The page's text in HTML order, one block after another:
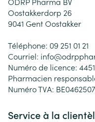
Oostakkerdorp 26
9041 Gent Oostakker
Téléphone: 09 251 01 21
Courriel: info@
Numéro de licence:
Pharmacien
Numéro TVA:
Service à la